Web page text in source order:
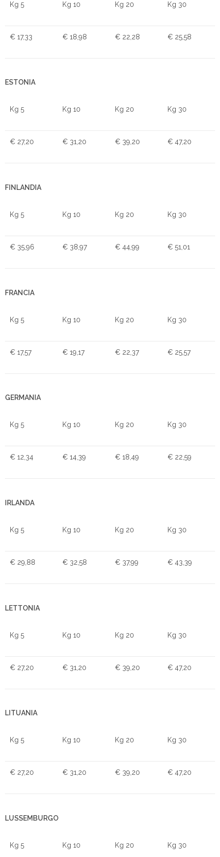
Kg 5 Kg 10 Kg 20 Kg 30
€ 17,33 € 18,98 € 22,28 € 25,58
ESTONIA
Kg 5 Kg 10 Kg 20 Kg 30
€ 27,20 € 31,20 € 39,20 € 47,20
FINLANDIA
Kg 5 Kg 10 Kg 20 Kg 30
€ 35,96 € 38,97 € 44,99 € 51,01
FRANCIA
Kg 5 Kg 10 Kg 20 Kg 30
€ 17,57 € 19,17 € 22,37 € 25,57
GERMANIA
Kg 5 Kg 10 Kg 20 Kg 30
€ 12,34 € 14,39 € 18,49 € 22,59
IRLANDA
Kg 5 Kg 10 Kg 20 Kg 30
€ 29,88 € 32,58 € 37,99 € 43,39
LETTONIA
Kg 5 Kg 10 Kg 20 Kg 30
€ 27,20 € 31,20 € 39,20 € 47,20
LITUANIA
Kg 5 Kg 10 Kg 20 Kg 30
€ 27,20 € 31,20 € 39,20 € 47,20
LUSSEMBURGO
Kg 5 Kg 10 Kg 20 Kg 30